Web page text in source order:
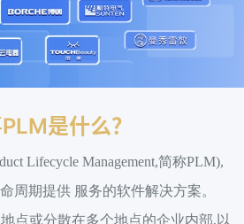
是什么？
Lifecycle Management,简称PLM),
周期提供 服务的软件解决方案。
点或分散在多个地点的企业内部,以